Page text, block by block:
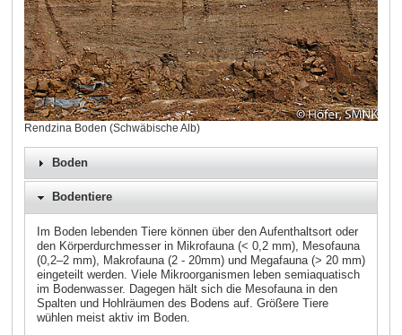
Rendzina Boden (Schwäbische Alb)
Boden
Bodentiere
Im Boden lebenden Tiere können über den Aufenthaltsort oder
den Körperdurchmesser in Mikrofauna (< 0,2 mm), Mesofauna
(0,2–2 mm), Makrofauna (2 - 20mm) und Megafauna (> 20 mm)
eingeteilt werden. Viele Mikroorganismen leben semiaquatisch
im Bodenwasser. Dagegen hält sich die Mesofauna in den
Spalten und Hohlräumen des Bodens auf. Größere Tiere
wühlen meist aktiv im Boden.